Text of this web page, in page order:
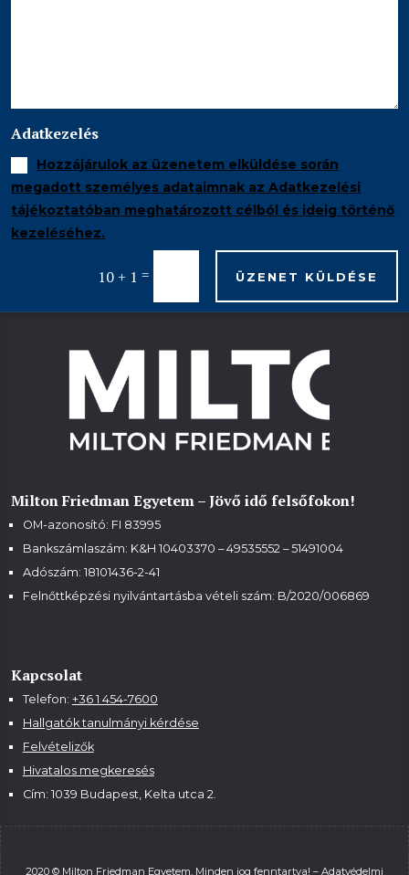
Adatkezelés
Hozzájárulok az üzenetem elküldése során
megadott személyes adataimnak az Adatkezelési
tájékoztatóban meghatározott célból és ideig történő
kezeléséhez.
10 + 1 = ÜZENET KÜLDÉSE
Milton Friedman Egyetem – Jövő idő felsőfokon!
OM-azonosító: FI 83995
Bankszámlaszám: K&H 10403370 – 49535552 – 51491004
Adószám: 18101436-2-41
Felnőttképzési nyilvántartásba vételi szám: B/2020/006869
Kapcsolat
Telefon: +36 1 454-7600
Hallgatók tanulmányi kérdése
Felvételizők
Hivatalos megkeresés
Cím: 1039 Budapest, Kelta utca 2.
2020 © Milton Friedman Egyetem, Minden jog fenntartva! – Adatvédelmi